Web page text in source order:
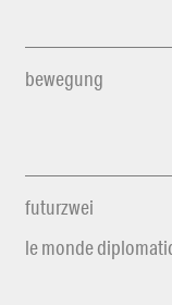
bewegung
futurzwei
le monde